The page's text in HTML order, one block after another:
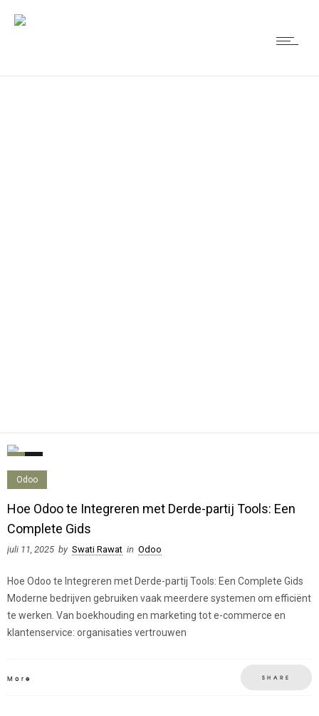
Odoo
Hoe Odoo te Integreren met Derde-partij Tools: Een
Complete Gids
juli 11, 2025 by Swati Rawat in Odoo
Hoe Odoo te Integreren met Derde-partij Tools: Een Complete Gids
Moderne bedrijven gebruiken vaak meerdere systemen om efficiënt
te werken. Van boekhouding en marketing tot e-commerce en
klantenservice: organisaties vertrouwen
More SHARE